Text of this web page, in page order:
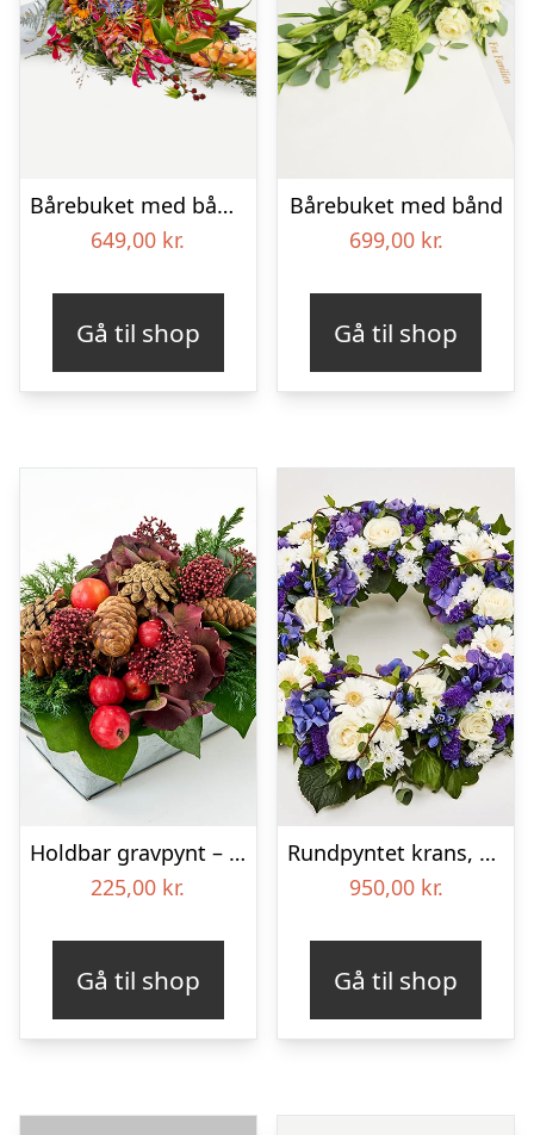
Bårebuket med bånd – Et farverigt farvel
649,00 kr.
Gå til shop
Bårebuket med bånd
699,00 kr.
Gå til shop
Holdbar gravpynt – Blomster til begravelse
225,00 kr.
Gå til shop
Rundpyntet krans, blå og hvid – Blomster til begravelse
950,00 kr.
Gå til shop